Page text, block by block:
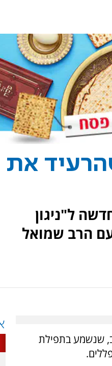
את
ל"ניגון
הרב שמואל
שנשמע בתפילת